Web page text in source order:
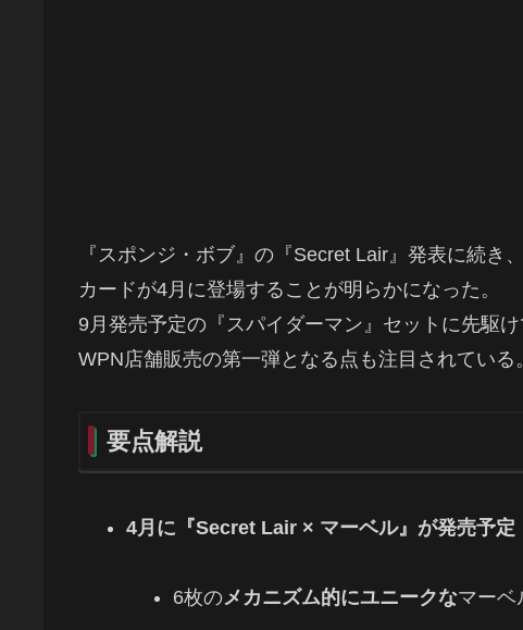
『スポンジ・ボブ』の『Secret Lair』発表に続
カードが4月に登場することが明らかになった。
9月発売予定の『スパイダーマン』セットに先駆
WPN店舗販売の第一弾となる点も注目されている。
要点解説
4月に『Secret Lair × マーベル』が発売予定
6枚のメカニズム的にユニークなマーベ